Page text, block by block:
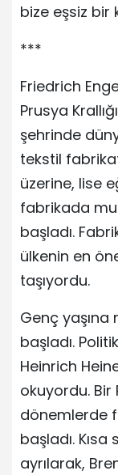
bize eşsiz bir
***
Friedrich
Prusya
şehrinde
tekstil
üzerine, lise
fabrikada
başladı.
ülkenin en
taşıyordu.
Genç
başladı.
Heinrich
okuyordu.
dönemlerde
başladı.
ayrılarak,